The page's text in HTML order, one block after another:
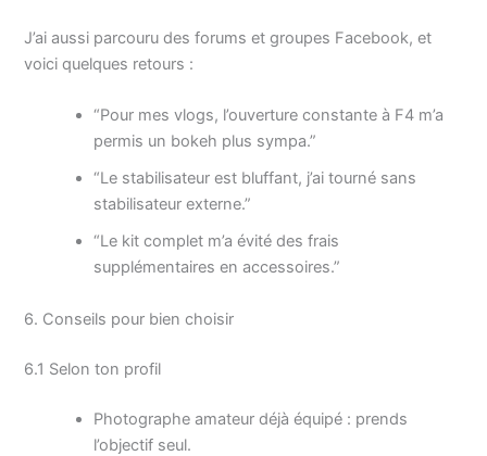
J’ai aussi parcouru des forums et groupes Facebook, et
voici quelques retours :
“Pour mes vlogs, l’ouverture constante à F4 m’a
permis un bokeh plus sympa.”
“Le stabilisateur est bluffant, j’ai tourné sans
stabilisateur externe.”
“Le kit complet m’a évité des frais
supplémentaires en accessoires.”
6. Conseils pour bien choisir
6.1 Selon ton profil
Photographe amateur déjà équipé : prends
l’objectif seul.